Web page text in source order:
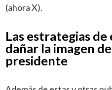
(ahora X).
Las estrategias de
dañar la imagen
presidente